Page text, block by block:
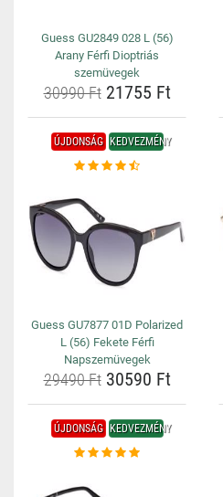
Guess GU2849 028 L (56)
Arany Férfi Dioptriás
szemüvegek
30990 Ft21755 Ft
ÚJDONSÁG KEDVEZMÉNY
Guess GU7877 01D Polarized
L (56) Fekete Férfi
Napszemüvegek
29490 Ft30590 Ft
ÚJDONSÁG KEDVEZMÉNY